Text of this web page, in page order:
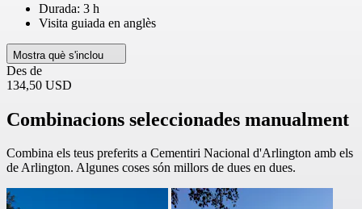
Durada: 3 h
Visita guiada en anglès
Mostra què s'inclou
Des de
134,50 USD
Combinacions seleccionades manualment
Combina els teus preferits a Cementiri Nacional d'Arlington amb els
de Arlington. Algunes coses són millors de dues en dues.